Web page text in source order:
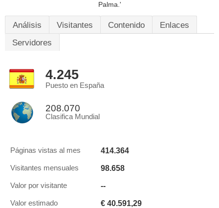
Palma.'
Análisis Visitantes Contenido
Enlaces
Servidores
4.245
Puesto en España
208.070
Clasifica Mundial
Páginas vistas al mes 414.364
Visitantes mensuales 98.658
Valor por visitante --
Valor estimado € 40.591,29